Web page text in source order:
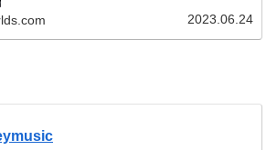
2023.06.24